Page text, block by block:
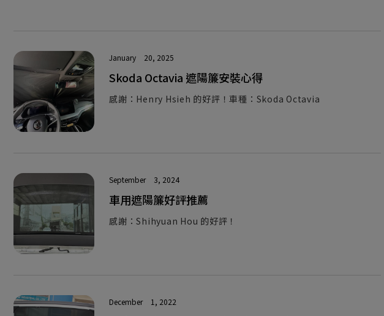
January 20, 2025
Skoda Octavia 遮陽簾安裝心得
感謝：Henry Hsieh 的好評！車種：Skoda Octavia
September 3, 2024
車用遮陽簾好評推薦
感謝：Shihyuan Hou 的好評！
December 1, 2022